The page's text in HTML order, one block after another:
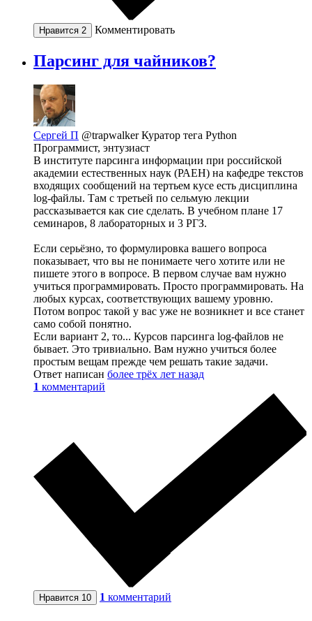
Нравится 2 Комментировать
Парсинг для чайников?
Сергей П @trapwalkerКуратор тега Python
Программист, энтузиаст
В институте парсинга информации при российской
академии естественных наук (РАЕН) на кафедре текстов
входящих сообщений на тертьем кусе есть дисциплина
log-файлы. Там с третьей по сельмую лекции
рассказывается как сие сделать. В учебном плане 17
семинаров, 8 лабораторных и 3 РГЗ.
Если серьёзно, то формулировка вашего вопроса
показывает, что вы не понимаете чего хотите или не
пишете этого в вопросе. В первом случае вам нужно
учиться программировать. Просто программировать. На
любых курсах, соответствующих вашему уровню.
Потом вопрос такой у вас уже не возникнет и все станет
само собой понятно.
Если вариант 2, то... Курсов парсинга log-файлов не
бывает. Это тривиально. Вам нужно учиться более
простым вещам прежде чем решать такие задачи.
Ответ написан более трёх лет назад
1 комментарий
Нравится 10 1 комментарий